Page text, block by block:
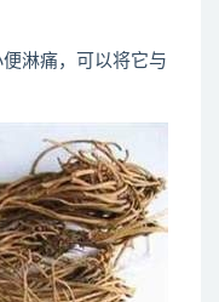
淋痛，可以将它与